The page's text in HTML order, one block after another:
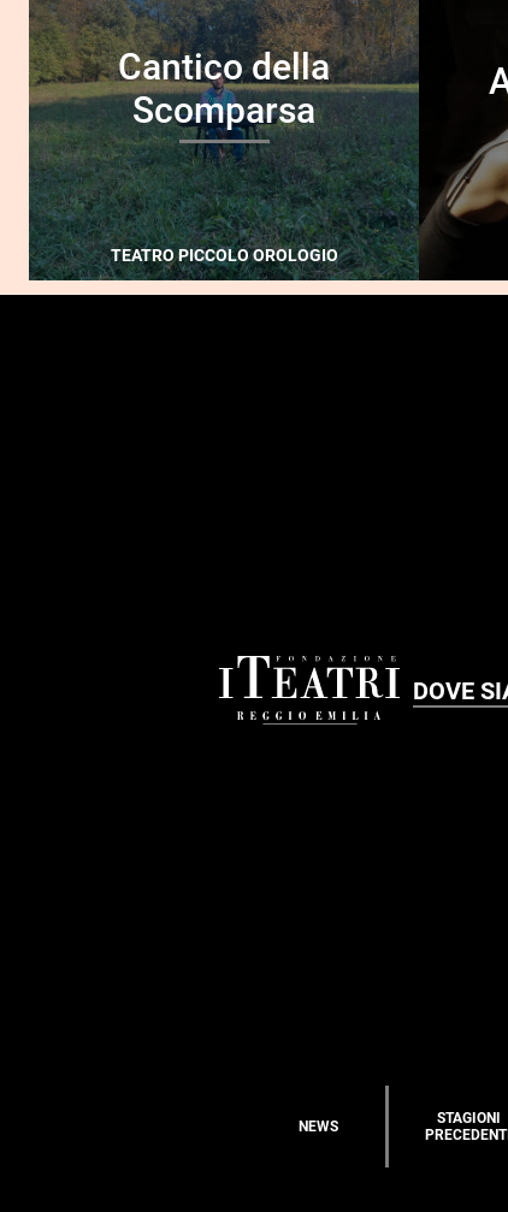
Cantico della
Scomparsa
TEATRO PICCOLO OROLOGIO
DOVE
NEWS
STAGIONI
PRECEDENTI